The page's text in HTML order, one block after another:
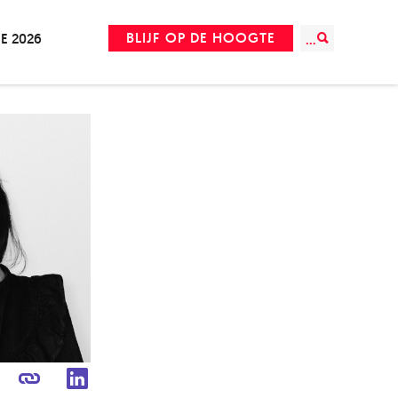
BLIJF OP DE HOOGTE ...
2026